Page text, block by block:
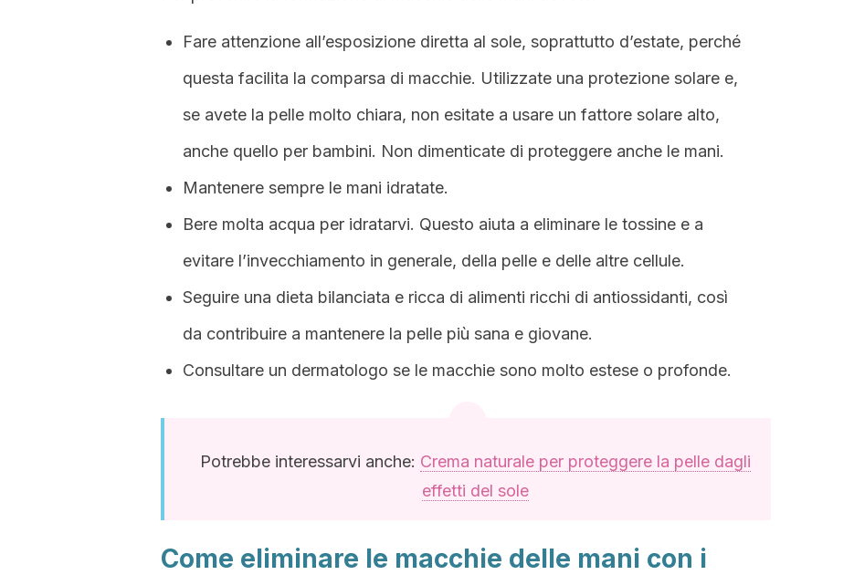
Fare attenzione all’esposizione diretta al sole, soprattutto d’estate, perché
questa facilita la comparsa di macchie. Utilizzate una protezione solare e,
se avete la pelle molto chiara, non esitate a usare un fattore solare alto,
anche quello per bambini. Non dimenticate di proteggere anche le mani.
Mantenere sempre le mani idratate.
Bere molta acqua per idratarvi. Questo aiuta a eliminare le tossine e a
evitare l’invecchiamento in generale, della pelle e delle altre cellule.
Seguire una dieta bilanciata e ricca di alimenti ricchi di antiossidanti, così
da contribuire a mantenere la pelle più sana e giovane.
Consultare un dermatologo se le macchie sono molto estese o profonde.
Potrebbe interessarvi anche: Crema naturale per proteggere la pelle dagli
effetti del sole
Come eliminare le macchie delle mani con i